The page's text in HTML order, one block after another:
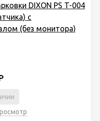
DIXON PS T-004
с
(без монитора)